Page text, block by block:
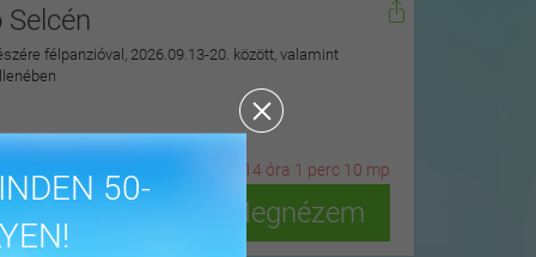
50-
félpanzióval, 2026.09.13-20. között, valamint
ap14óra 1perc 8 mp
Megnézem